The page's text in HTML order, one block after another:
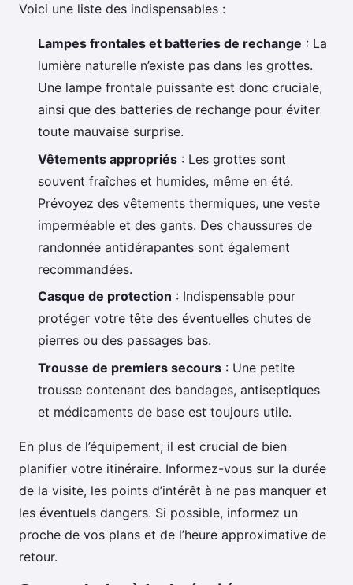
Voici une liste des indispensables :
Lampes frontales et batteries de rechange : La
lumière naturelle n’existe pas dans les grottes.
Une lampe frontale puissante est donc cruciale,
ainsi que des batteries de rechange pour éviter
toute mauvaise surprise.
Vêtements appropriés : Les grottes sont
souvent fraîches et humides, même en été.
Prévoyez des vêtements thermiques, une veste
imperméable et des gants. Des chaussures de
randonnée antidérapantes sont également
recommandées.
Casque de protection : Indispensable pour
protéger votre tête des éventuelles chutes de
pierres ou des passages bas.
Trousse de premiers secours : Une petite
trousse contenant des bandages, antiseptiques
et médicaments de base est toujours utile.
En plus de l’équipement, il est crucial de bien
planifier votre itinéraire. Informez-vous sur la durée
de la visite, les points d’intérêt à ne pas manquer et
les éventuels dangers. Si possible, informez un
proche de vos plans et de l’heure approximative de
retour.